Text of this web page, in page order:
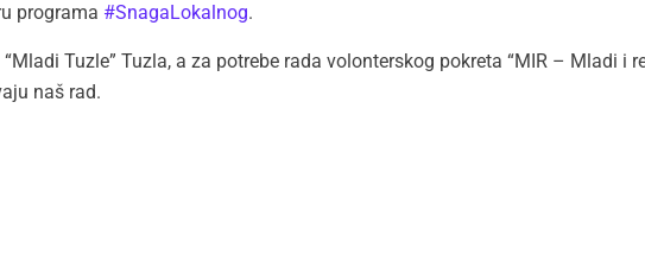
programa #SnagaLokalnog.
Tuzle” Tuzla, a za potrebe rada volonterskog pokreta “MIR – Mladi i
naš rad.